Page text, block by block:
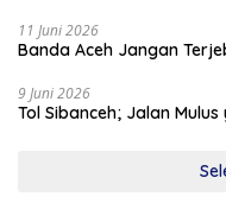
11 Juni 2026
Banda Aceh Jangan
9 Juni 2026
Tol Sibanceh; Jalan